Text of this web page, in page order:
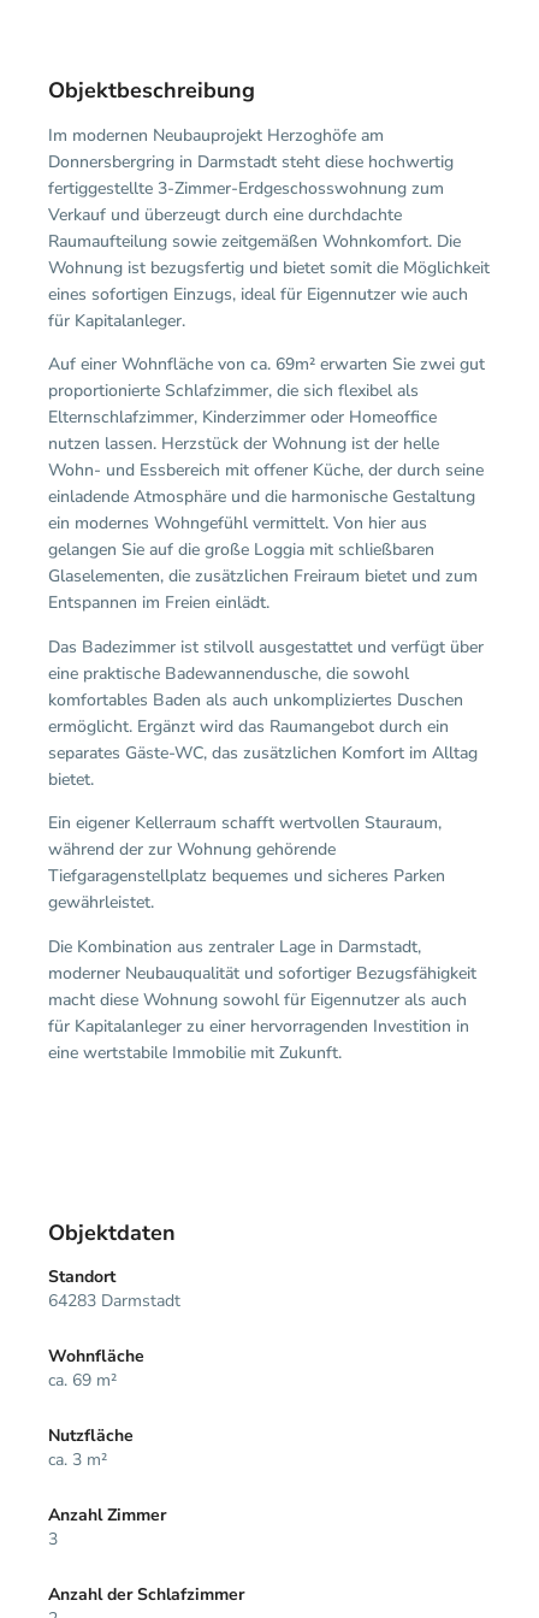
Objektbeschreibung
Im modernen Neubauprojekt Herzoghöfe am
Donnersbergring in Darmstadt steht diese hochwertig
fertiggestellte 3-Zimmer-Erdgeschosswohnung zum
Verkauf und überzeugt durch eine durchdachte
Raumaufteilung sowie zeitgemäßen Wohnkomfort. Die
Wohnung ist bezugsfertig und bietet somit die Möglichkeit
eines sofortigen Einzugs, ideal für Eigennutzer wie auch
für Kapitalanleger.
Auf einer Wohnfläche von ca. 69m² erwarten Sie zwei gut
proportionierte Schlafzimmer, die sich flexibel als
Elternschlafzimmer, Kinderzimmer oder Homeoffice
nutzen lassen. Herzstück der Wohnung ist der helle
Wohn- und Essbereich mit offener Küche, der durch seine
einladende Atmosphäre und die harmonische Gestaltung
ein modernes Wohngefühl vermittelt. Von hier aus
gelangen Sie auf die große Loggia mit schließbaren
Glaselementen, die zusätzlichen Freiraum bietet und zum
Entspannen im Freien einlädt.
Das Badezimmer ist stilvoll ausgestattet und verfügt über
eine praktische Badewannendusche, die sowohl
komfortables Baden als auch unkompliziertes Duschen
ermöglicht. Ergänzt wird das Raumangebot durch ein
separates Gäste-WC, das zusätzlichen Komfort im Alltag
bietet.
Ein eigener Kellerraum schafft wertvollen Stauraum,
während der zur Wohnung gehörende
Tiefgaragenstellplatz bequemes und sicheres Parken
gewährleistet.
Die Kombination aus zentraler Lage in Darmstadt,
moderner Neubauqualität und sofortiger Bezugsfähigkeit
macht diese Wohnung sowohl für Eigennutzer als auch
für Kapitalanleger zu einer hervorragenden Investition in
eine wertstabile Immobilie mit Zukunft.
Objektdaten
Standort
64283 Darmstadt
Wohnfläche
ca. 69 m²
Nutzfläche
ca. 3 m²
Anzahl Zimmer
3
Anzahl der Schlafzimmer